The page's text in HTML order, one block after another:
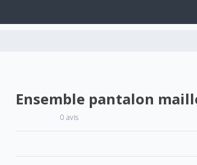
Ensemble pantalon
0 avis